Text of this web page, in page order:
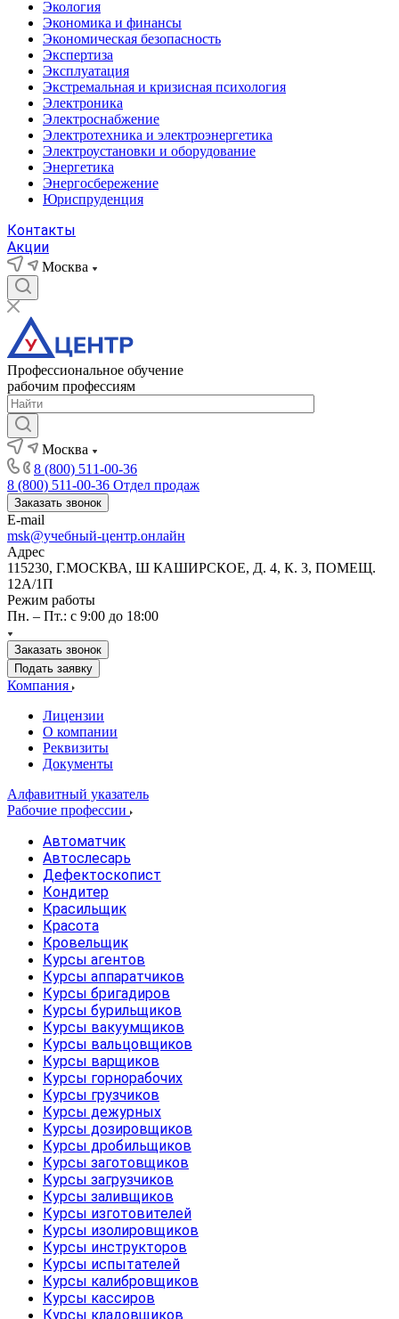
Экология
Экономика и финансы
Экономическая безопасность
Экспертиза
Эксплуатация
Экстремальная и кризисная психология
Электроника
Электроснабжение
Электротехника и электроэнергетика
Электроустановки и оборудование
Энергетика
Энергосбережение
Юриспруденция
Контакты
Акции
Москва
Профессиональное обучение
рабочим профессиям
Москва
8 (800) 511-00-36
8 (800) 511-00-36 Отдел продаж
Заказать звонок
E-mail
msk@учебный-центр.онлайн
Адрес
115230, Г.МОСКВА, Ш КАШИРСКОЕ, Д. 4, К. 3, ПОМЕЩ.
12А/1П
Режим работы
Пн. – Пт.: с 9:00 до 18:00
Заказать звонок
Подать заявку
Компания
Лицензии
О компании
Реквизиты
Документы
Алфавитный указатель
Рабочие профессии
Автоматчик
Автослесарь
Дефектоскопист
Кондитер
Красильщик
Красота
Кровельщик
Курсы агентов
Курсы аппаратчиков
Курсы бригадиров
Курсы бурильщиков
Курсы вакуумщиков
Курсы вальцовщиков
Курсы варщиков
Курсы горнорабочих
Курсы грузчиков
Курсы дежурных
Курсы дозировщиков
Курсы дробильщиков
Курсы заготовщиков
Курсы загрузчиков
Курсы заливщиков
Курсы изготовителей
Курсы изолировщиков
Курсы инструкторов
Курсы испытателей
Курсы калибровщиков
Курсы кассиров
Курсы кладовщиков